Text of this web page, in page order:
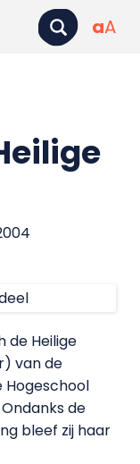
aA
de Heilige
van de
Hogeschool
de
bleef zij haar